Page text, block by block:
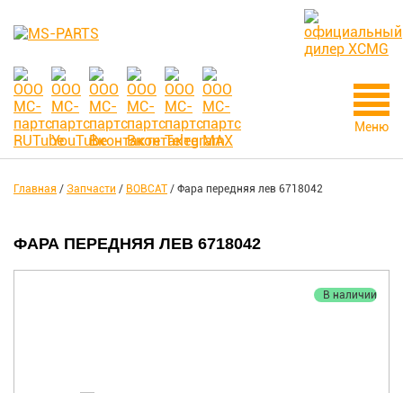
Меню
Главная / Запчасти / BOBCAT / Фара передняя лев 6718042
ФАРА ПЕРЕДНЯЯ ЛЕВ 6718042
В наличии